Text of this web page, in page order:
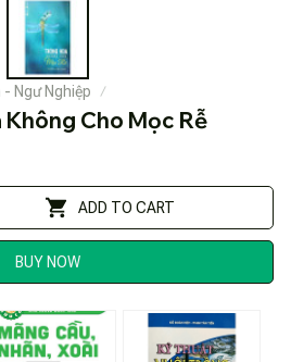
Ngư Nghiệp
Cho Mọc Rễ
ADD TO CART
BUY NOW